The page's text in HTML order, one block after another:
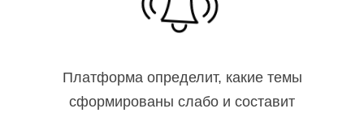
Платформа определит, какие темы
сформированы слабо и составит